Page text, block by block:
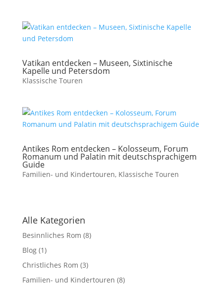
Vatikan entdecken – Museen, Sixtinische
Kapelle und Petersdom
Klassische Touren
Antikes Rom entdecken – Kolosseum, Forum
Romanum und Palatin mit deutschsprachigem
Guide
Familien- und Kindertouren, Klassische Touren
Alle Kategorien
Besinnliches Rom (8)
Blog(1)
Christliches Rom (3)
Familien- und Kindertouren (8)